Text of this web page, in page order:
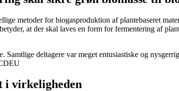
metoder for biogasproduktion af plantebaseret
at der skal laves en form for fermentering af
Samtlige deltagere var meget entusiastiske og
i virkeligheden